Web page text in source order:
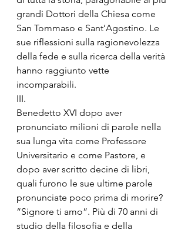
grandi Dottori della Chiesa come
San Tommaso e Sant’Agostino. Le
sue riflessioni sulla ragionevolezza
della fede e sulla ricerca della verità
hanno raggiunto vette
incomparabili.
III.
Benedetto XVI dopo aver
pronunciato milioni di parole nella
sua lunga vita come Professore
Universitario e come Pastore, e
dopo aver scritto decine di libri,
quali furono le sue ultime parole
pronunciate poco prima di morire?
“Signore ti amo”. Più di 70 anni di
studio della filosofia e della